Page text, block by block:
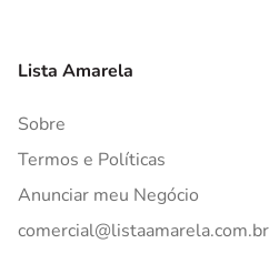
Lista Amarela
Sobre
Termos e Políticas
Anunciar meu Negócio
comercial@listaamarela.com.br